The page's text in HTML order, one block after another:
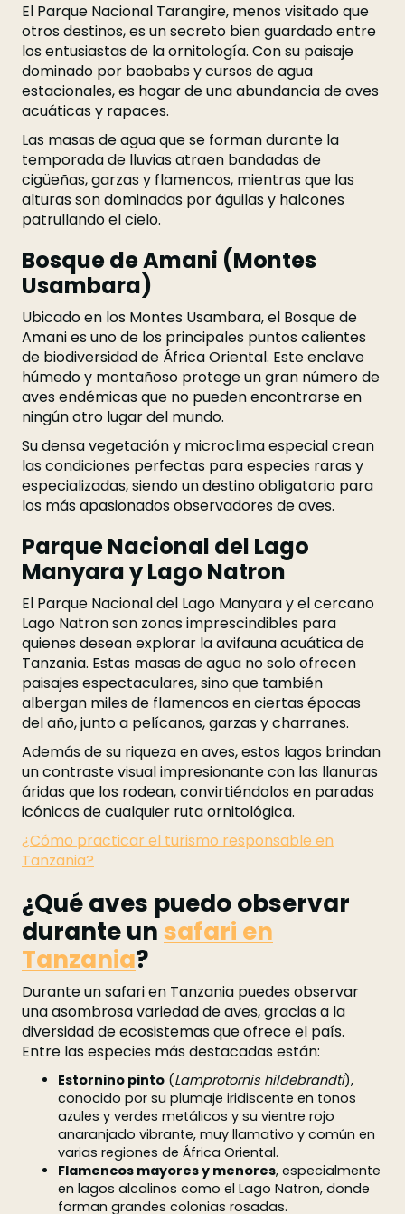
El Parque Nacional Tarangire, menos visitado que
otros destinos, es un secreto bien guardado entre
los entusiastas de la ornitología. Con su paisaje
dominado por baobabs y cursos de agua
estacionales, es hogar de una abundancia de aves
acuáticas y rapaces.
Las masas de agua que se forman durante la
temporada de lluvias atraen bandadas de
cigüeñas, garzas y flamencos, mientras que las
alturas son dominadas por águilas y halcones
patrullando el cielo.
Bosque de Amani (Montes
Usambara)
Ubicado en los Montes Usambara, el Bosque de
Amani es uno de los principales puntos calientes
de biodiversidad de África Oriental. Este enclave
húmedo y montañoso protege un gran número de
aves endémicas que no pueden encontrarse en
ningún otro lugar del mundo.
Su densa vegetación y microclima especial crean
las condiciones perfectas para especies raras y
especializadas, siendo un destino obligatorio para
los más apasionados observadores de aves.
Parque Nacional del Lago
Manyara y Lago Natron
El Parque Nacional del Lago Manyara y el cercano
Lago Natron son zonas imprescindibles para
quienes desean explorar la avifauna acuática de
Tanzania. Estas masas de agua no solo ofrecen
paisajes espectaculares, sino que también
albergan miles de flamencos en ciertas épocas
del año, junto a pelícanos, garzas y charranes.
Además de su riqueza en aves, estos lagos brindan
un contraste visual impresionante con las llanuras
áridas que los rodean, convirtiéndolos en paradas
icónicas de cualquier ruta ornitológica.
¿Cómo practicar el turismo responsable en
Tanzania?
¿Qué aves puedo observar
durante unsafari en
Tanzania?
Durante un safari en Tanzania puedes observar
una asombrosa variedad de aves, gracias a la
diversidad de ecosistemas que ofrece el país.
Entre las especies más destacadas están:
Estornino pinto (Lamprotornis hildebrandti),
conocido por su plumaje iridiscente en tonos
azules y verdes metálicos y su vientre rojo
anaranjado vibrante, muy llamativo y común en
varias regiones de África Oriental.
Flamencos mayores y menores, especialmente
en lagos alcalinos como el Lago Natron, donde
forman grandes colonias rosadas.